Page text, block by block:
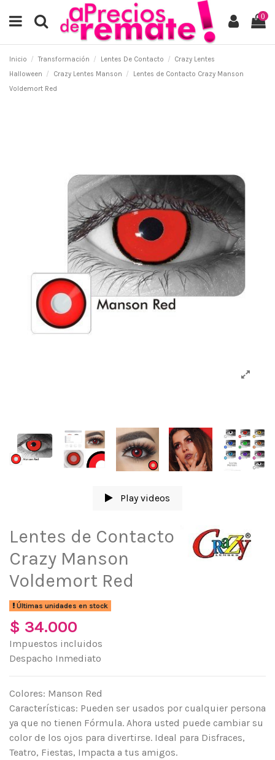
0
Inicio Transformación Lentes De Contacto
Crazy Lentes
Halloween
Crazy Lentes Manson
Lentes de Contacto Crazy Manson
Voldemort Red
Play videos
Lentes de Contacto
Crazy Manson
Voldemort Red
Últimas unidades en stock
$ 34.000
Impuestos incluidos
Despacho Inmediato
Colores: Manson Red
Características: Pueden ser usados por cualquier persona
ya que no tienen Fórmula. Ahora usted puede cambiar su
color de los ojos para divertirse. Ideal para Disfraces,
Teatro, Fiestas, Impacta a tus amigos.